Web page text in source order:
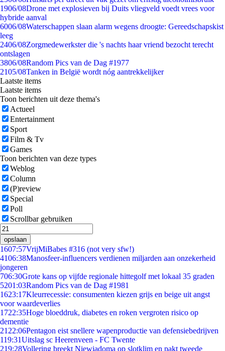
1906/08Drone met explosieven bij Duits vliegveld voedt vrees voor
hybride aanval
6006/08Waterschappen slaan alarm wegens droogte: Gereedschapskist
leeg
2406/08Zorgmedewerkster die 's nachts haar vriend bezocht terecht
ontslagen
3806/08Random Pics van de Dag #1977
2105/08Tanken in België wordt nóg aantrekkelijker
Laatste items
Laatste items
Toon berichten uit deze thema's
Actueel
Entertainment
Sport
Film & Tv
Games
Toon berichten van deze types
Weblog
Column
(P)review
Special
Poll
Scrollbar gebruiken
opslaan
1607:57VrijMiBabes #316 (not very sfw!)
4106:38Manosfeer-influencers verdienen miljarden aan onzekerheid
jongeren
706:30Grote kans op vijfde regionale hittegolf met lokaal 35 graden
5201:03Random Pics van de Dag #1981
1623:17Kleurrecessie: consumenten kiezen grijs en beige uit angst
voor waardeverlies
1722:35Hoge bloeddruk, diabetes en roken vergroten risico op
dementie
21 22:06Pentagon eist snellere wapenproductie van defensiebedrijven
119:31Uitslag sc Heerenveen - FC Twente
219:28Vollering breekt Niewiadoma op slotklim en pakt tweede